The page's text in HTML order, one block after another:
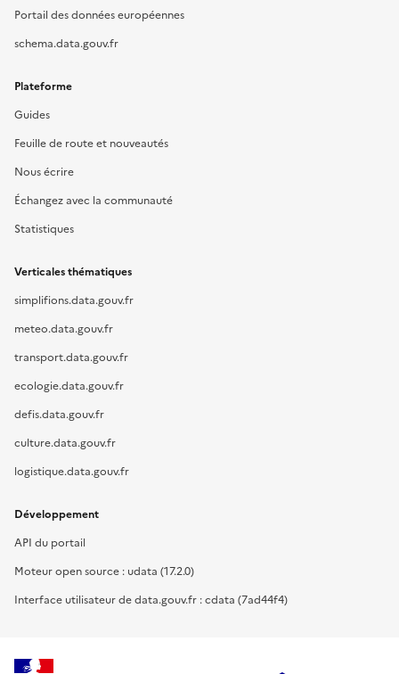
Portail des données européennes
schema.data.gouv.fr
Plateforme
Guides
Feuille de route et nouveautés
Nous écrire
Échangez avec la communauté
Statistiques
Verticales thématiques
simplifions.data.gouv.fr
meteo.data.gouv.fr
transport.data.gouv.fr
ecologie.data.gouv.fr
defis.data.gouv.fr
culture.data.gouv.fr
logistique.data.gouv.fr
Développement
API du portail
Moteur open source : udata (17.2.0)
Interface utilisateur de data.gouv.fr : cdata (7ad44f4)